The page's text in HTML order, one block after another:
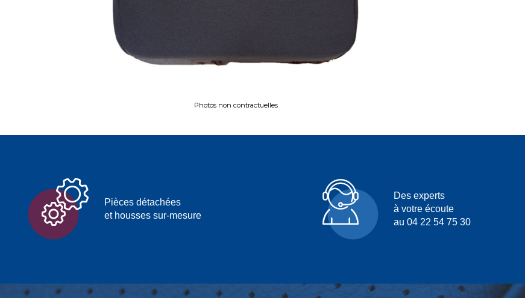
Photos non contractuelles
Pièces détachées
et housses sur-mesure
Des experts
à votre écoute
au 04 22 54 75 30